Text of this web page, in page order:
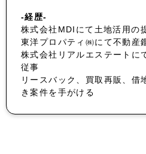
-経歴-
株式会社MDIにて土地活用の
東洋プロパティ㈱にて不動産
株式会社リアルエステートに
従事
リースバック、買取再販、借
き案件を手がける